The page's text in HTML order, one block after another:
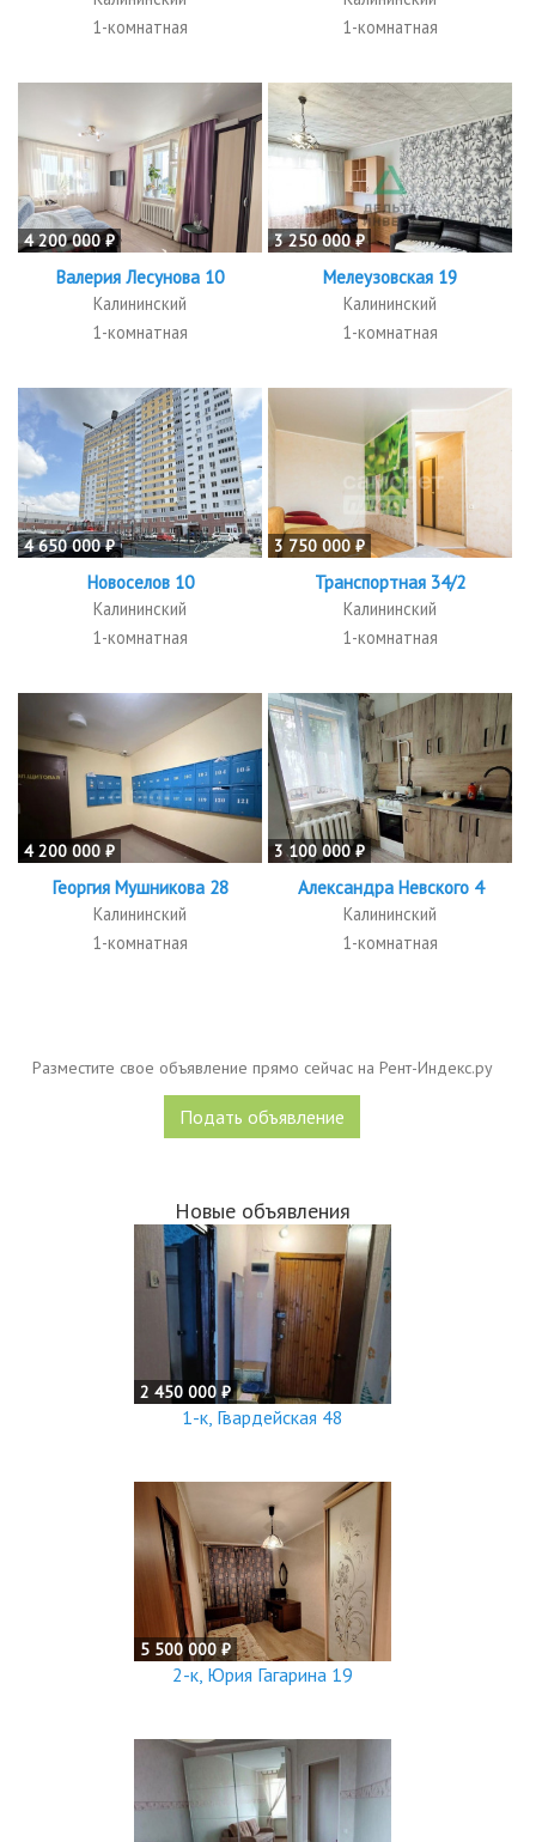
1-комнатная
1-комнатная
4 200 000 ₽
Валерия Лесунова 10
Калининский
1-комнатная
3 250 000 ₽
Мелеузовская 19
Калининский
1-комнатная
4 650 000 ₽
Новоселов 10
Калининский
1-комнатная
3 750 000 ₽
Транспортная 34/2
Калининский
1-комнатная
4 200 000 ₽
Георгия Мушникова 28
Калининский
1-комнатная
3 100 000 ₽
Александра Невского 4
Калининский
1-комнатная
Разместите свое объявление прямо сейчас на Рент-Индекс.ру
Подать объявление
Новые объявления
2 450 000 ₽
1-к, Гвардейская 48
5 500 000 ₽
2-к, Юрия Гагарина 19